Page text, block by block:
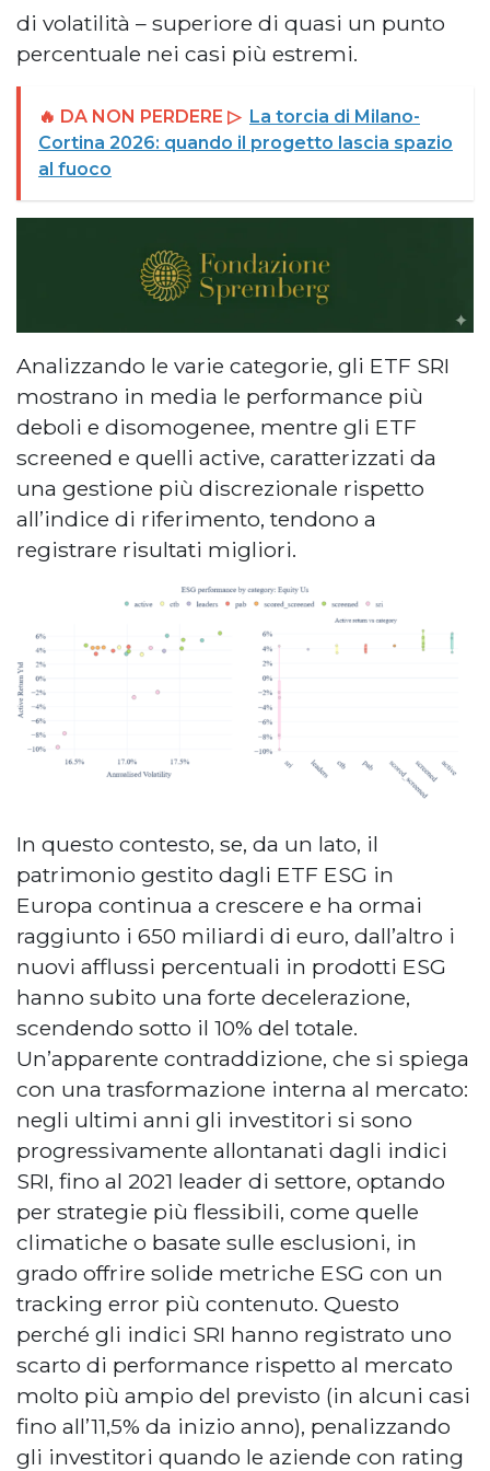
di volatilità – superiore di quasi un punto
percentuale nei casi più estremi.
🔥 DA NON PERDERE ▷ La torcia di Milano-
Cortina 2026: quando il progetto lascia spazio
al fuoco
Analizzando le varie categorie, gli ETF SRI
mostrano in media le performance più
deboli e disomogenee, mentre gli ETF
screened e quelli active, caratterizzati da
una gestione più discrezionale rispetto
all’indice di riferimento, tendono a
registrare risultati migliori.
In questo contesto, se, da un lato, il
patrimonio gestito dagli ETF ESG in
Europa continua a crescere e ha ormai
raggiunto i 650 miliardi di euro, dall’altro i
nuovi afflussi percentuali in prodotti ESG
hanno subito una forte decelerazione,
scendendo sotto il 10% del totale.
Un’apparente contraddizione, che si spiega
con una trasformazione interna al mercato:
negli ultimi anni gli investitori si sono
progressivamente allontanati dagli indici
SRI, fino al 2021 leader di settore, optando
per strategie più flessibili, come quelle
climatiche o basate sulle esclusioni, in
grado offrire solide metriche ESG con un
tracking error più contenuto. Questo
perché gli indici SRI hanno registrato uno
scarto di performance rispetto al mercato
molto più ampio del previsto (in alcuni casi
fino all’11,5% da inizio anno), penalizzando
gli investitori quando le aziende con rating